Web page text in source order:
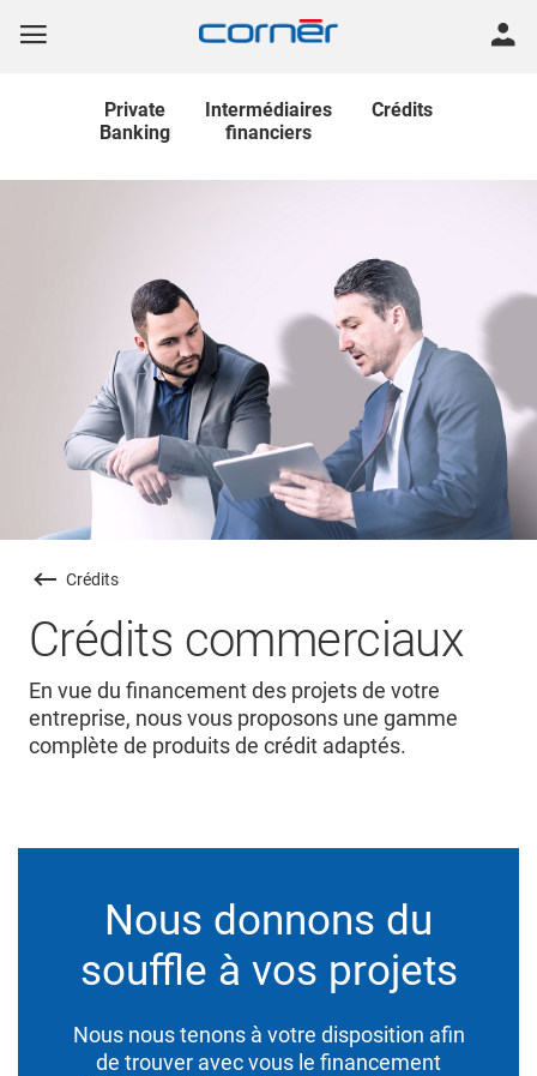
Private
Banking
Intermédiaires
financiers
Crédits
Crédits
Crédits commerciaux
En vue du financement des projets de votre
entreprise, nous vous proposons une gamme
complète de produits de crédit adaptés.
Nous donnons du
souffle à vos projets
Nous nous tenons à votre disposition afin
de trouver avec vous le financement